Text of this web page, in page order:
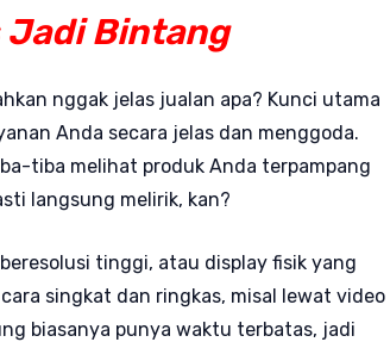
Jadi Bintang
nggak jelas jualan apa? Kunci utama
Anda secara jelas dan menggoda.
tiba melihat produk Anda terpampang
langsung melirik, kan?
tinggi, atau display fisik yang
singkat dan ringkas, misal lewat video
biasanya punya waktu terbatas, jadi